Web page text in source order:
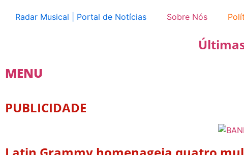
Radar Musical | Portal de Notícias Sobre Nós
MENU
PUBLICIDADE